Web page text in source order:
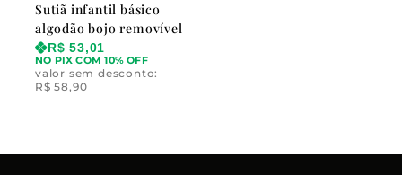
Sutiã infantil básico
algodão bojo removível
R$ 53,01
NO PIX COM 10% OFF
valor sem desconto:
R$ 58,90